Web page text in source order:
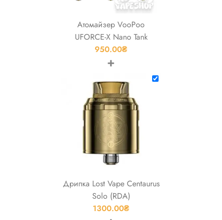
Атомайзер VooPoo
UFORCE-X Nano Tank
950.00₴
+
Дрипка Lost Vape Centaurus
Solo (RDA)
1300.00₴